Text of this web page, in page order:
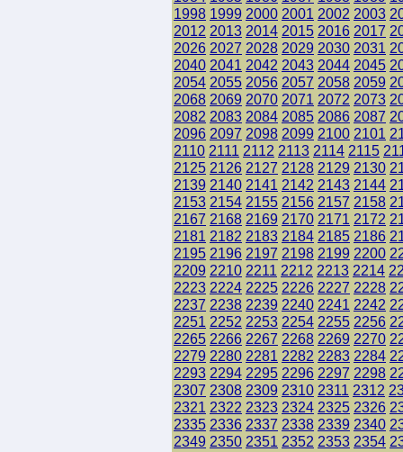
1998 1999 2000 2001 2002 2003
2012 2013 2014 2015 2016 2017
2026 2027 2028 2029 2030 2031
2040 2041 2042 2043 2044 2045
2054 2055 2056 2057 2058 2059
2068 2069 2070 2071 2072 2073
2082 2083 2084 2085 2086 2087
2096 2097 2098 2099 2100 2101
2110 2111 2112 2113 2114 2115
2125 2126 2127 2128 2129 2130
2139 2140 2141 2142 2143 2144
2153 2154 2155 2156 2157 2158
2167 2168 2169 2170 2171 2172
2181 2182 2183 2184 2185 2186
2195 2196 2197 2198 2199 2200
2209 2210 2211 2212 2213 2214
2223 2224 2225 2226 2227 2228
2237 2238 2239 2240 2241 2242
2251 2252 2253 2254 2255 2256
2265 2266 2267 2268 2269 2270
2279 2280 2281 2282 2283 2284
2293 2294 2295 2296 2297 2298
2307 2308 2309 2310 2311 2312
2321 2322 2323 2324 2325 2326
2335 2336 2337 2338 2339 2340
2349 2350 2351 2352 2353 2354